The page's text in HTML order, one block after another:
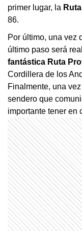
primer lugar, la
86.
Por último, una vez
último paso será
fantástica Ruta
Cordillera de los
Finalmente, una
sendero que
importante tener en